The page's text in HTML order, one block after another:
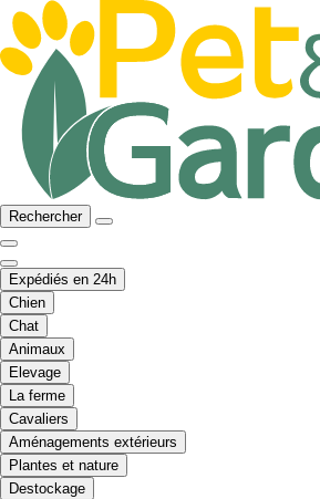
Rechercher
Expédiés en 24h
Chien
Chat
Animaux
Elevage
La ferme
Cavaliers
Aménagements extérieurs
Plantes et nature
Destockage